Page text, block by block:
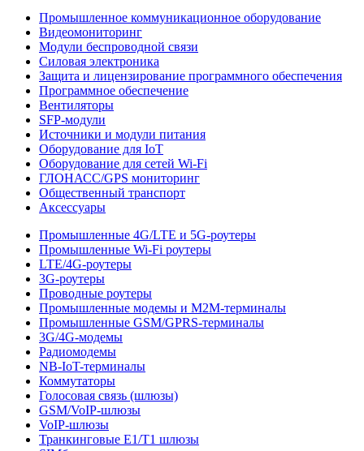
Промышленное коммуникационное оборудование
Видеомониторинг
Модули беспроводной связи
Силовая электроника
Защита и лицензирование программного обеспечения
Программное обеспечение
Вентиляторы
SFP-модули
Источники и модули питания
Оборудование для IoT
Оборудование для сетей Wi-Fi
ГЛОНАСС/GPS мониторинг
Общественный транспорт
Аксессуары
Промышленные 4G/LTE и 5G-роутеры
Промышленные Wi-Fi роутеры
LTE/4G-роутеры
3G-роутеры
Проводные роутеры
Промышленные модемы и M2M-терминалы
Промышленные GSM/GPRS-терминалы
3G/4G-модемы
Радиомодемы
NB-IoT-терминалы
Коммутаторы
Голосовая связь (шлюзы)
GSM/VoIP-шлюзы
VoIP-шлюзы
Транкинговые E1/T1 шлюзы